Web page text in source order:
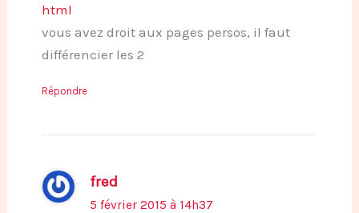
html
vous avez droit aux pages persos, il faut
différencier les 2
Répondre
fred
5 février 2015 à 14h37